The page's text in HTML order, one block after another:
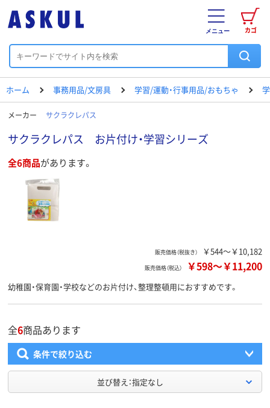
カゴ
メニュー
ホーム 事務用品/文房具 学習/運動・行事用品/おもちゃ
メーカー サクラクレパス
サクラクレパス お片付け・学習シリーズ
全6商品があります。
販売価格（税抜き） ￥544～￥10,182
販売価格（税込） ￥598～￥11,200
幼稚園・保育園・学校などのお片付け、整理整頓用におすすめです。
全6商品あります
条件で絞り込む
並び替え：指定なし